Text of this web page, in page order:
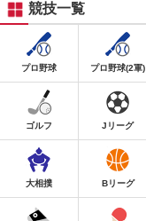
競技一覧
プロ野球 プロ野球(2軍)
ゴルフ Jリーグ
大相撲 Bリーグ